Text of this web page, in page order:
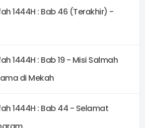
1444H : Bab 46 (Terakhir) -
1444H : Bab 19 - Misi Salmah
di Mekah
1444H : Bab 44 - Selamat